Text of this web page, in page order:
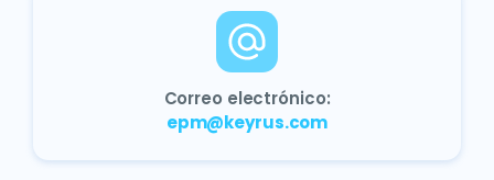
Correo electrónico:
epm@keyrus.com